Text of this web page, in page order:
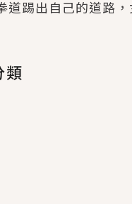
踢出自己的道路，
有機會獲得豐富廣
婚嫁大佬，你哭什
熱的夏日、檸檬的
洛蒙體質世界觀
班族買了房子模型
有一個連自己也
類